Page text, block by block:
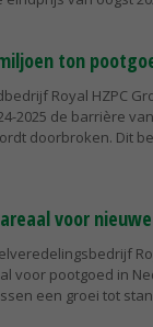
ton
Royal HZPC
2025 de barrière
doorbroken. Dit
voor
voor pootgoed in
een groei tot